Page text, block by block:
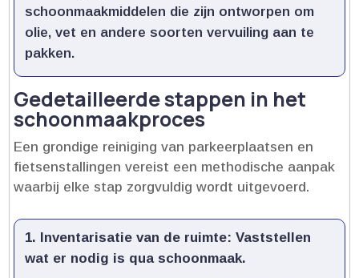
schoonmaakmiddelen die zijn ontworpen om
olie, vet en andere soorten vervuiling aan te
pakken.​
Gedetailleerde stappen in het
schoonmaakproces
Een grondige reiniging van parkeerplaatsen en
fietsenstallingen vereist een methodische aanpak
waarbij elke stap zorgvuldig wordt uitgevoerd.​
Inventarisatie van de ruimte: Vaststellen
wat er nodig is qua schoonmaak.​